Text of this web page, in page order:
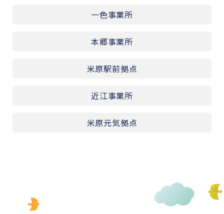
一色事業所
本郷事業所
米原駅前拠点
近江事業所
米原元気拠点